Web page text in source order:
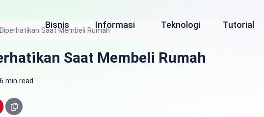
Bisnis Informasi Teknologi Tutorial
Saat Membeli Rumah
Saat Membeli Rumah
6 min read